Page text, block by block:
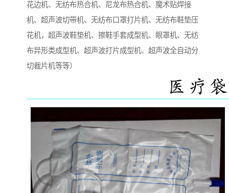
花边机、无纺布热合机、尼龙布热合机、魔术贴焊接
机、超声波切带机、无纺布口罩打片机、无纺布鞋垫压
花机，超声波鞋垫机、擦鞋手套成型机、眼罩机、无纺
布异形类成型机、超声波打片成型机、超声波全自动分
切裁片机等等）